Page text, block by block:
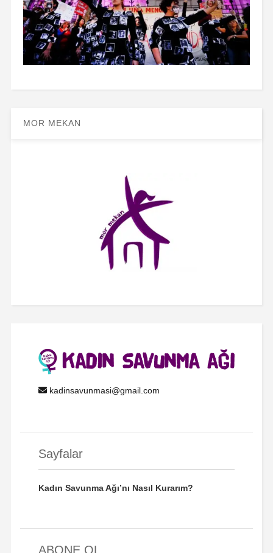
MOR MEKAN
kadinsavunmasi@gmail.com
Sayfalar
Kadın Savunma Ağı’nı Nasıl Kurarım?
ABONE OL